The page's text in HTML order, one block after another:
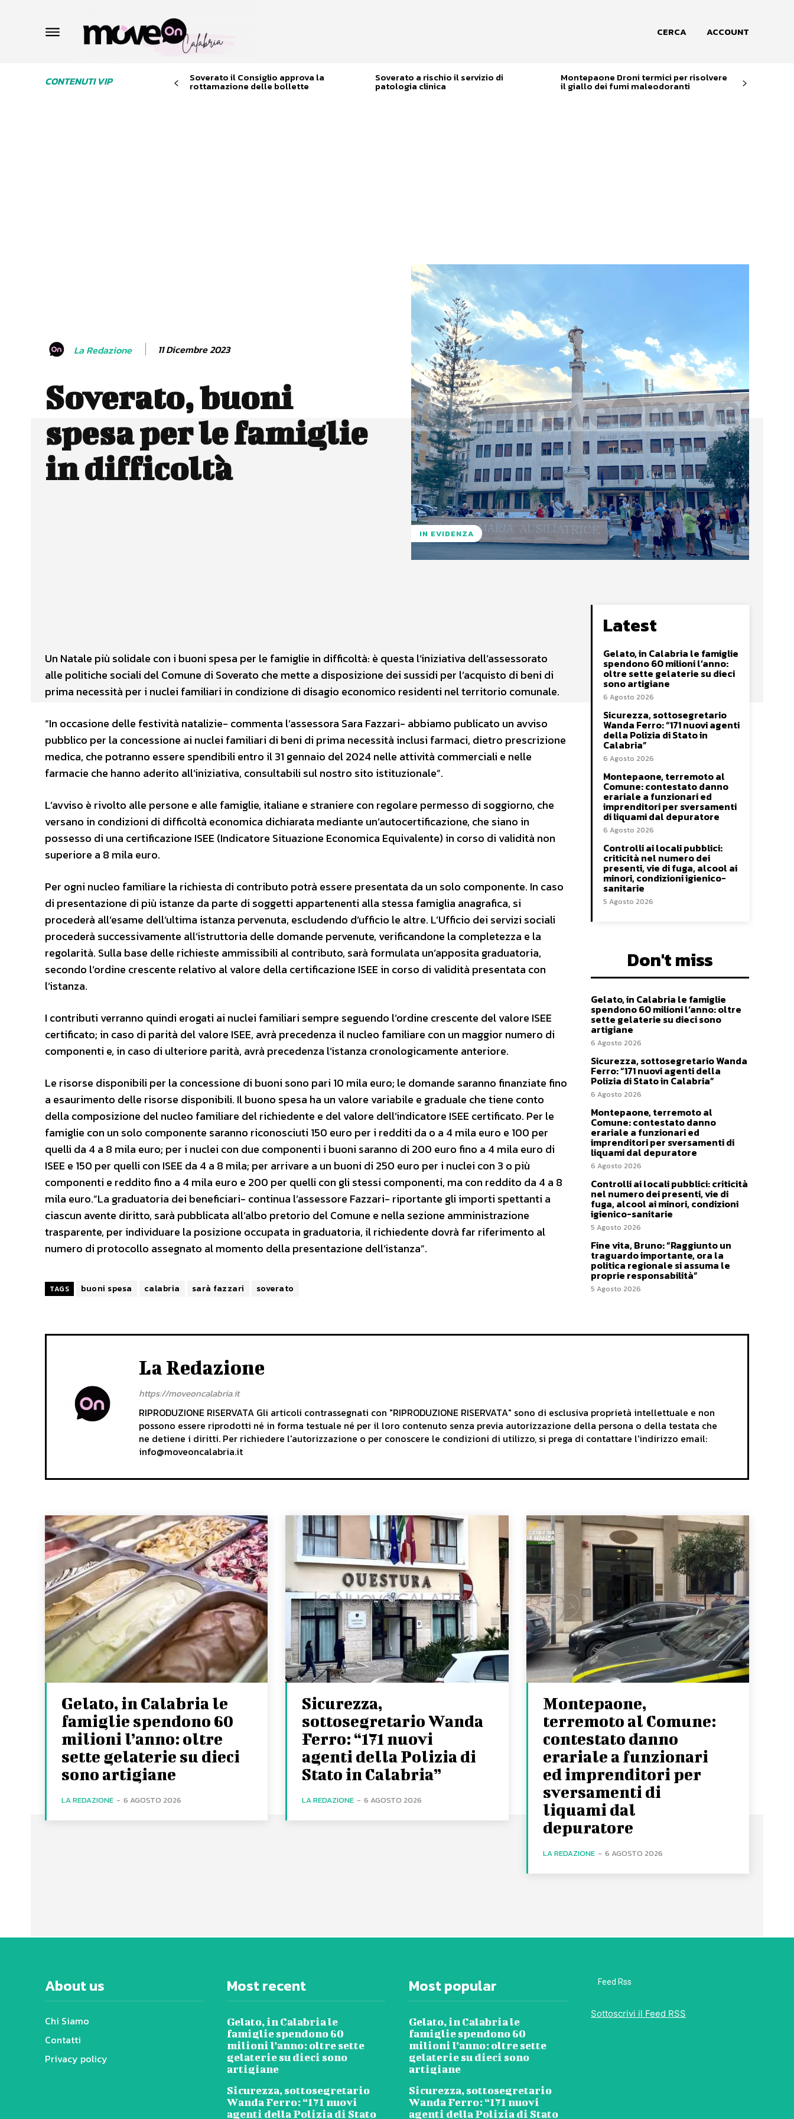
CERCA ACCOUNT
CONTENUTI VIP Soverato il Consiglio approva la
rottamazione delle bollette
Soverato a rischio il servizio di
patologia clinica
Montepaone Droni termici per risolvere
il giallo dei fumi maleodoranti
La Redazione 11 Dicembre 2023
Soverato, buoni
spesa per le famiglie
in difficoltà
IN EVIDENZA
Un Natale più solidale con i buoni spesa per le famiglie in difficoltà: è questa l’iniziativa dell’assessorato
alle politiche sociali del Comune di Soverato che mette a disposizione dei sussidi per l’acquisto di beni di
prima necessità per i nuclei familiari in condizione di disagio economico residenti nel territorio comunale.
“In occasione delle festività natalizie- commenta l’assessora Sara Fazzari- abbiamo publicato un avviso
pubblico per la concessione ai nuclei familiari di beni di prima necessità inclusi farmaci, dietro prescrizione
medica, che potranno essere spendibili entro il 31 gennaio del 2024 nelle attività commerciali e nelle
farmacie che hanno aderito all’iniziativa, consultabili sul nostro sito istituzionale”.
L’avviso è rivolto alle persone e alle famiglie, italiane e straniere con regolare permesso di soggiorno, che
versano in condizioni di difficoltà economica dichiarata mediante un’autocertificazione, che siano in
possesso di una certificazione ISEE (Indicatore Situazione Economica Equivalente) in corso di validità non
superiore a 8 mila euro.
Per ogni nucleo familiare la richiesta di contributo potrà essere presentata da un solo componente. In caso
di presentazione di più istanze da parte di soggetti appartenenti alla stessa famiglia anagrafica, si
procederà all’esame dell’ultima istanza pervenuta, escludendo d’ufficio le altre. L’Ufficio dei servizi sociali
procederà successivamente all’istruttoria delle domande pervenute, verificandone la completezza e la
regolarità. Sulla base delle richieste ammissibili al contributo, sarà formulata un’apposita graduatoria,
secondo l’ordine crescente relativo al valore della certificazione ISEE in corso di validità presentata con
l’istanza.
I contributi verranno quindi erogati ai nuclei familiari sempre seguendo l’ordine crescente del valore ISEE
certificato; in caso di parità del valore ISEE, avrà precedenza il nucleo familiare con un maggior numero di
componenti e, in caso di ulteriore parità, avrà precedenza l’istanza cronologicamente anteriore.
Le risorse disponibili per la concessione di buoni sono pari 10 mila euro; le domande saranno finanziate fino
a esaurimento delle risorse disponibili. Il buono spesa ha un valore variabile e graduale che tiene conto
della composizione del nucleo familiare del richiedente e del valore dell’indicatore ISEE certificato. Per le
famiglie con un solo componente saranno riconosciuti 150 euro per i redditi da o a 4 mila euro e 100 per
quelli da 4 a 8 mila euro; per i nuclei con due componenti i buoni saranno di 200 euro fino a 4 mila euro di
ISEE e 150 per quelli con ISEE da 4 a 8 mila; per arrivare a un buoni di 250 euro per i nuclei con 3 o più
componenti e reddito fino a 4 mila euro e 200 per quelli con gli stessi componenti, ma con reddito da 4 a 8
mila euro.”La graduatoria dei beneficiari- continua l’assessore Fazzari- riportante gli importi spettanti a
ciascun avente diritto, sarà pubblicata all’albo pretorio del Comune e nella sezione amministrazione
trasparente, per individuare la posizione occupata in graduatoria, il richiedente dovrà far riferimento al
numero di protocollo assegnato al momento della presentazione dell’istanza”.
TAGS buoni spesa calabria sarà fazzari soverato
Latest
Gelato, in Calabria le famiglie
spendono 60 milioni l’anno:
oltre sette gelaterie su dieci
sono artigiane
6 Agosto 2026
Sicurezza, sottosegretario
Wanda Ferro: “171 nuovi agenti
della Polizia di Stato in
Calabria”
6 Agosto 2026
Montepaone, terremoto al
Comune: contestato danno
erariale a funzionari ed
imprenditori per sversamenti
di liquami dal depuratore
6 Agosto 2026
Controlli ai locali pubblici:
criticità nel numero dei
presenti, vie di fuga, alcool ai
minori, condizioni igienico-
sanitarie
5 Agosto 2026
Don't miss
Gelato, in Calabria le famiglie
spendono 60 milioni l’anno: oltre
sette gelaterie su dieci sono
artigiane
6 Agosto 2026
Sicurezza, sottosegretario Wanda
Ferro: “171 nuovi agenti della
Polizia di Stato in Calabria”
6 Agosto 2026
Montepaone, terremoto al
Comune: contestato danno
erariale a funzionari ed
imprenditori per sversamenti di
liquami dal depuratore
6 Agosto 2026
Controlli ai locali pubblici: criticità
nel numero dei presenti, vie di
fuga, alcool ai minori, condizioni
igienico-sanitarie
5 Agosto 2026
Fine vita, Bruno: “Raggiunto un
traguardo importante, ora la
politica regionale si assuma le
proprie responsabilità”
5 Agosto 2026
La Redazione
https://moveoncalabria.it
RIPRODUZIONE RISERVATA Gli articoli contrassegnati con "RIPRODUZIONE RISERVATA" sono di esclusiva proprietà intellettuale e non
possono essere riprodotti né in forma testuale né per il loro contenuto senza previa autorizzazione della persona o della testata che
ne detiene i diritti. Per richiedere l'autorizzazione o per conoscere le condizioni di utilizzo, si prega di contattare l'indirizzo email:
info@moveoncalabria.it
Gelato, in Calabria le
famiglie spendono 60
milioni l’anno: oltre
sette gelaterie su dieci
sono artigiane
LA REDAZIONE - 6 AGOSTO 2026
Sicurezza,
sottosegretario Wanda
Ferro: “171 nuovi
agenti della Polizia di
Stato in Calabria”
LA REDAZIONE - 6 AGOSTO 2026
Montepaone,
terremoto al Comune:
contestato danno
erariale a funzionari
ed imprenditori per
sversamenti di
liquami dal
depuratore
LA REDAZIONE - 6 AGOSTO 2026
About us
Chi Siamo
Contatti
Privacy policy
Most recent
Gelato, in Calabria le
famiglie spendono 60
milioni l’anno: oltre sette
gelaterie su dieci sono
artigiane
Sicurezza, sottosegretario
Wanda Ferro: “171 nuovi
agenti della Polizia di Stato
Most popular
Gelato, in Calabria le
famiglie spendono 60
milioni l’anno: oltre sette
gelaterie su dieci sono
artigiane
Sicurezza, sottosegretario
Wanda Ferro: “171 nuovi
agenti della Polizia di Stato
Feed Rss
Sottoscrivi il Feed RSS